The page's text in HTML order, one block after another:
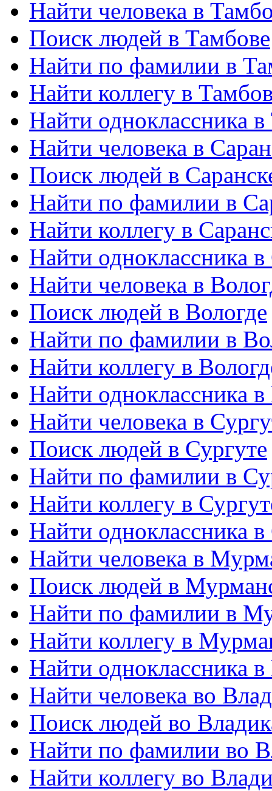
Найти человека в
Поиск людей в Тамбове
Найти по фамилии в
Найти коллегу в
Найти одноклассника
Найти человека в
Поиск людей в
Найти по фамилии в
Найти коллегу в
Найти одноклассника в
Найти человека в
Поиск людей в Вологде
Найти по фамилии в
Найти коллегу в
Найти одноклассника в
Найти человека в
Поиск людей в Сургуте
Найти по фамилии в
Найти коллегу в
Найти одноклассника в
Найти человека в
Поиск людей в
Найти по фамилии в
Найти коллегу в
Найти одноклассника
Найти человека во
Поиск людей во
Найти по фамилии во
Найти коллегу во